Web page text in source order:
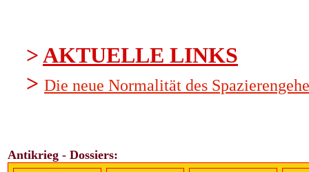
>AKTUELLE LINKS
> Die neue Normalität des
Antikrieg - Dossiers: